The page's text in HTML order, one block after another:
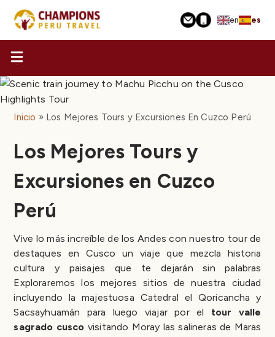
Pasar
contenido
principal
en es
Inicio Los Mejores Tours y Excursiones En Cuzco Perú
Los Mejores Tours y
Excursiones en Cuzco
Perú
Vive lo más increíble de los Andes con nuestro tour de
destaques en Cusco un viaje que mezcla historia
cultura y paisajes que te dejarán sin palabras
Exploraremos los mejores sitios de nuestra ciudad
incluyendo la majestuosa Catedral el Qoricancha y
Sacsayhuamán para luego viajar por el tour valle
sagrado cusco visitando Moray las salineras de Maras